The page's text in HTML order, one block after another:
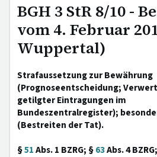
BGH 3 StR 8/10 -
vom 4. Februar
Wuppertal)
Strafaussetzung zur Bewährung
(Prognoseentscheidung;
getilgter Eintragungen im
Bundeszentralregister);
(Bestreiten der Tat).
§51Abs. 1 BZRG; §63Abs. 4